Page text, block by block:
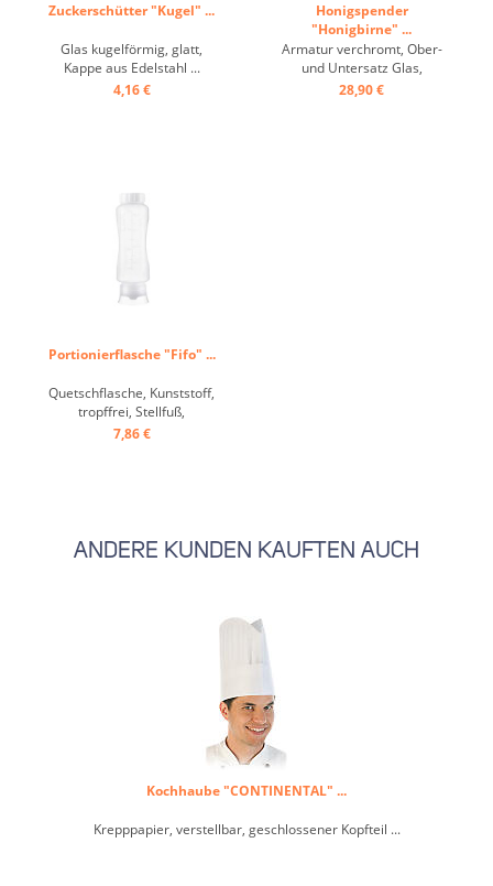
Zuckerschütter "Kugel" ...
Glas kugelförmig, glatt,
Kappe aus Edelstahl ...
4,16 €
Honigspender
"Honigbirne" ...
Armatur verchromt, Ober-
und Untersatz Glas,
praktisches Einhand-
28,90 €
Portionierflasche "Fifo" ...
Quetschflasche, Kunststoff,
tropffrei, Stellfuß,
Schnellausgabe ...
7,86 €
ANDERE KUNDEN KAUFTEN AUCH
Kochhaube "CONTINENTAL" ...
Krepppapier, verstellbar, geschlossener Kopfteil ...